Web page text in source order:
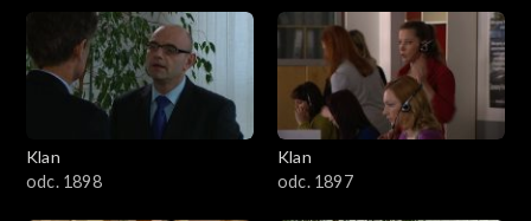
4301–4400
4201–4300
Klan
odc. 1898
Klan
odc. 1897